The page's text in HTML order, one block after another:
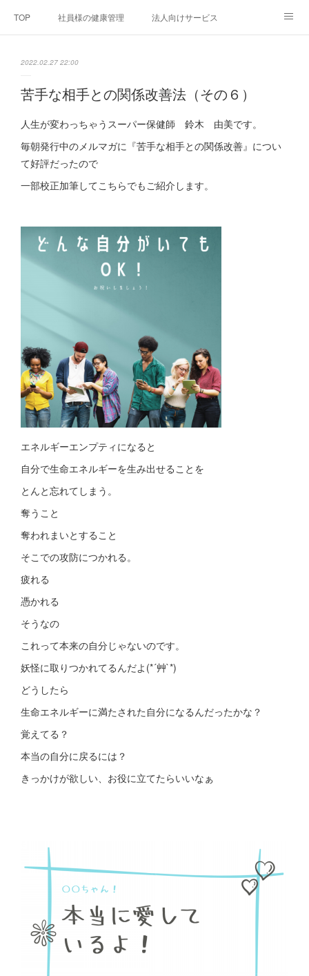
TOP 社員様の健康管理 法人向けサービス
2022.02.27 22:00
苦手な相手との関係改善法（その６）
人生が変わっちゃうスーパー保健師 鈴木 由美です。
毎朝発行中のメルマガに『苦手な相手との関係改善』につい
て好評だったので
一部校正加筆してこちらでもご紹介します。
エネルギーエンプティになると
自分で生命エネルギーを生み出せることを
とんと忘れてしまう。
奪うこと
奪われまいとすること
そこでの攻防につかれる。
疲れる
憑かれる
そうなの
これって本来の自分じゃないのです。
妖怪に取りつかれてるんだよ(*´艸`*)
どうしたら
生命エネルギーに満たされた自分になるんだったかな？
覚えてる？
本当の自分に戻るには？
きっかけが欲しい、お役に立てたらいいなぁ